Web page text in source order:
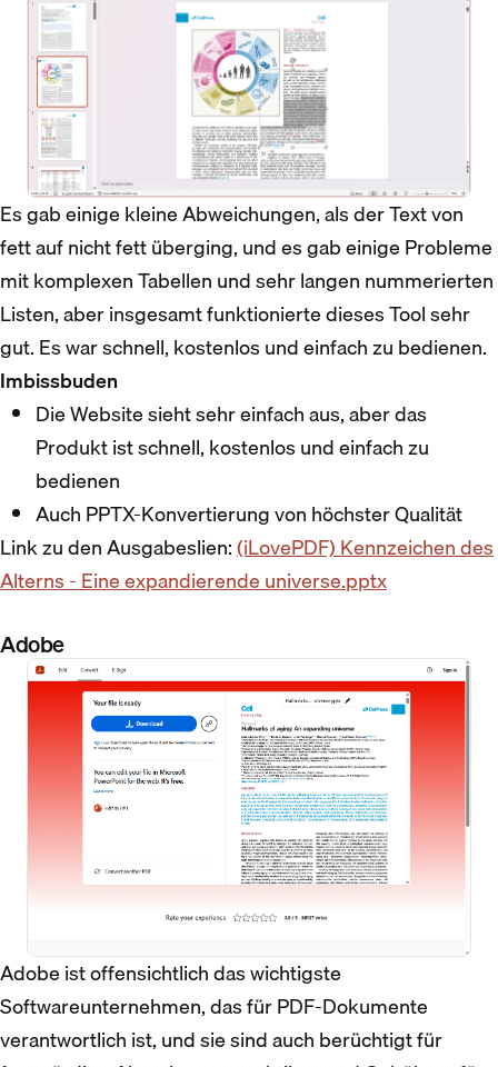
Es gab einige kleine Abweichungen, als der Text von
fett auf nicht fett überging, und es gab einige Probleme
mit komplexen Tabellen und sehr langen nummerierten
Listen, aber insgesamt funktionierte dieses Tool sehr
gut. Es war schnell, kostenlos und einfach zu bedienen.
Imbissbuden
Die Website sieht sehr einfach aus, aber das
Produkt ist schnell, kostenlos und einfach zu
bedienen
Auch PPTX-Konvertierung von höchster Qualität
Link zu den Ausgabeslien:(iLovePDF) Kennzeichen des
Alterns - Eine expandierende universe.pptx
Adobe
Adobe ist offensichtlich das wichtigste
Softwareunternehmen, das für PDF-Dokumente
verantwortlich ist, und sie sind auch berüchtigt für